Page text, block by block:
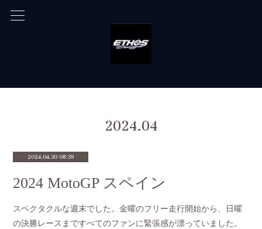
2024.04
2024.04.30 08:39
2024 MotoGP スペイン
スペクタクルな週末でした。金曜のフリー走行開始から、日曜
の決勝レースまですべてのファンに緊張感が漂っていました。